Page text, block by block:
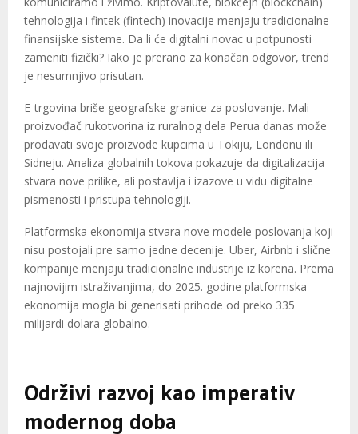
tehnologija i fintek (fintech) inovacije menjaju tradicionalne
finansijske sisteme. Da li će digitalni novac u potpunosti
zameniti fizički? Iako je prerano za konačan odgovor, trend
je nesumnjivo prisutan.
E-trgovina briše geografske granice za poslovanje. Mali
proizvođač rukotvorina iz ruralnog dela Perua danas može
prodavati svoje proizvode kupcima u Tokiju, Londonu ili
Sidneju. Analiza globalnih tokova pokazuje da digitalizacija
stvara nove prilike, ali postavlja i izazove u vidu digitalne
pismenosti i pristupa tehnologiji.
Platformska ekonomija stvara nove modele poslovanja koji
nisu postojali pre samo jedne decenije. Uber, Airbnb i slične
kompanije menjaju tradicionalne industrije iz korena. Prema
najnovijim istraživanjima, do 2025. godine platformska
ekonomija mogla bi generisati prihode od preko 335
milijardi dolara globalno.
Održivi razvoj kao imperativ
modernog doba